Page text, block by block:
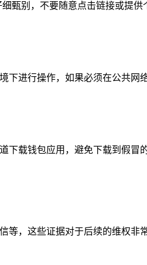
甄别，不要随意点击链接或提
进行操作，如果必须在公共
下载钱包应用，避免下载到假冒
等，这些证据对于后续的维权非常